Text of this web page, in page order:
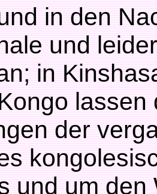
in den
und
in
der
und um